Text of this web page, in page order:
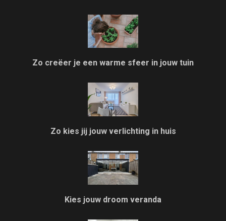
Zo creëer je een warme sfeer in jouw tuin
Zo kies jij jouw verlichting in huis
Kies jouw droom veranda